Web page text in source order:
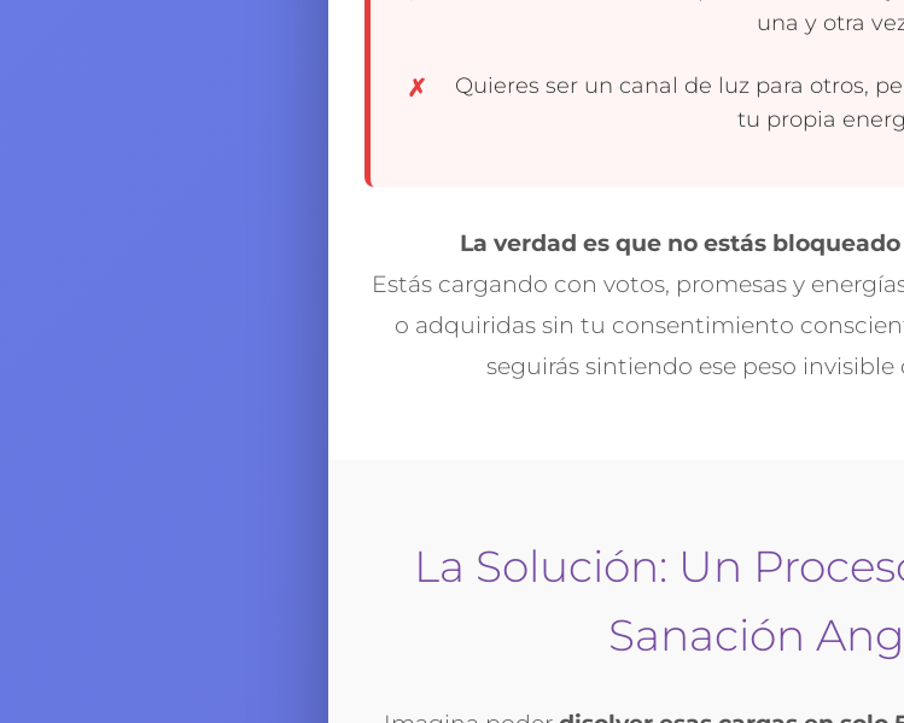
una y otra
Quieres ser un canal de luz para otros,
tu propia
La verdad es que no estás
Estás cargando con votos, promesas y
o adquiridas sin tu consentimiento
seguirás sintiendo ese peso
La Solución: Un
Sanación